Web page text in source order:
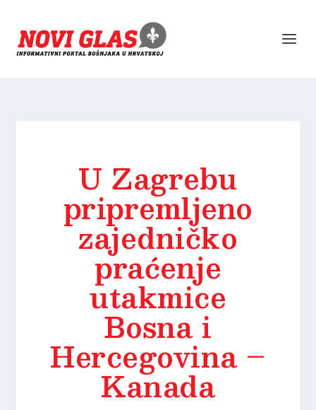
U Zagrebu
pripremljeno
zajedničko
praćenje
utakmice
Bosna i
Hercegovina –
Kanada